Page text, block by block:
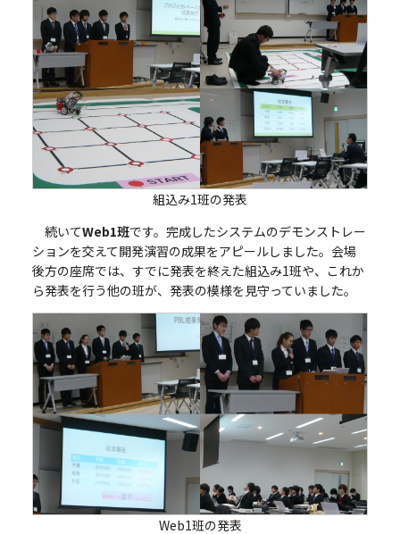
組込み1班の発表
続いてWeb1班です。完成したシステムのデモンストレー
ションを交えて開発演習の成果をアピールしました。会場
後方の座席では、すでに発表を終えた組込み1班や、これか
ら発表を行う他の班が、発表の模様を見守っていました。
Web1班の発表